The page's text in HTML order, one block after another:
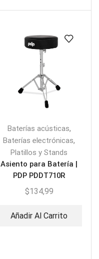
Baterías acústicas,
Baterías electrónicas,
Platillos y Stands
Asiento para Batería |
PDP PDDT710R
$134,99
Añadir Al Carrito